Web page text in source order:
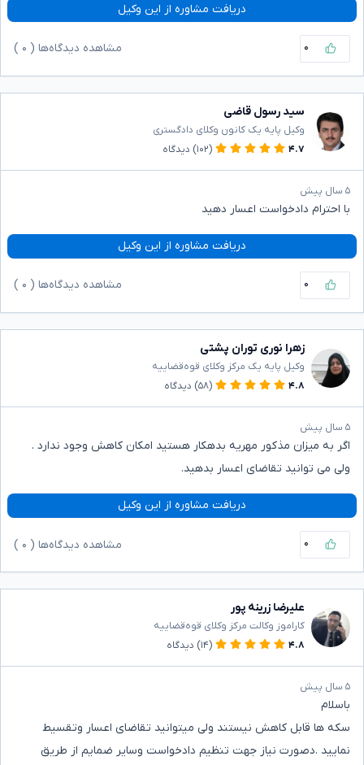
دریافت مشاوره از این وکیل
۰ مشاهده دیدگاه‌ها ( ۰
سید رسول قاضی
وکیل پایه یک کانون وکلای دادگستری
۴.۷
(۱۰۲) دیدگاه
۵ سال پیش
با احترام دادخواست اعسار دهید
دریافت مشاوره از این وکیل
۰ مشاهده دیدگاه‌ها ( ۰
زهرا نوری توران پشتی
وکیل پایه یک مرکز وکلای قوه‌قضاییه
۴.۸
(۵۸) دیدگاه
۵ سال پیش
اگر به میزان مذکور مهریه بدهکار هستید امکان کاهش وجود ندارد .
ولی می توانید تقاضای اعسار بدهید.
دریافت مشاوره از این وکیل
۰ مشاهده دیدگاه‌ها ( ۰
علیرضا زرینه پور
کاراموز وکالت مرکز وکلای قوه‌قضاییه
۴.۸
(۱۴) دیدگاه
۵ سال پیش
باسلام
سکه ها قابل کاهش نیستند ولی میتوانید تقاضای اعسار وتقسیط
نمایید .دصورت نیاز جهت تنظیم دادخواست وسایر ضمایم از طریق